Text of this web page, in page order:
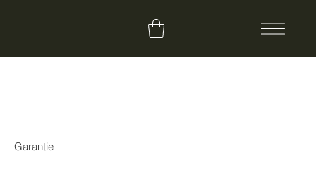
Garantie